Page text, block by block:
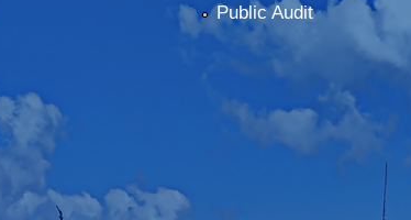
Public Audit